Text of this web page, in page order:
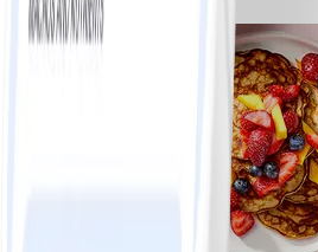
Lätt10 MIN